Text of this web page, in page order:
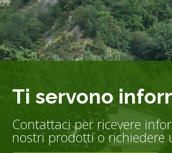
Ti servono
Contattaci per ricevere
nostri prodotti o richiedere